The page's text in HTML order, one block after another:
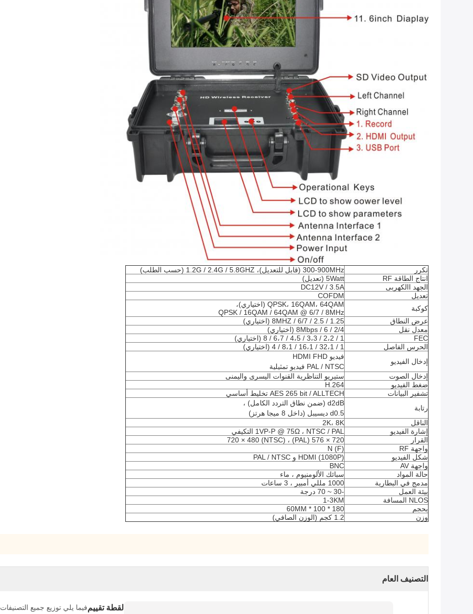
تكرر
300-900MHz (قابل للتعديل)، 1.2G / 2.4G / 5.8GHZ (حسب الطلب)
انتاج الطاقة RF
5Watt (تعديل)
الجهد االكهربى
DC12V / 3.5A
تعديل
COFDM
كوكبة
QPSK، 16QAM، 64QAM (اختياري)،
QPSK / 16QAM / 64QAM @ 6/7 / 8MHz
عرض النطاق
1.25 / 2.5 / 6/7 / 8MHZ (اختياري)
معدل نقل
2/4 / 6 / 8Mbps (اختياري)
FEC
1 / 2،2 / 3،3 / 4،5 / 6،7 / 8 (اختياري)
الحرس الفاصل
1 / 32،1 / 16،1 / 8،1 / 4 (اختياري)
إدخال الفيديو
فيديو HDMI FHD
PAL / NTSC فيديو تمثيلية
إدخال الصوت
ستيريو التناظرية القنوات اليسرى واليمنى
ضغط الفيديو
H.264
تشفير البيانات
AES 265 bit / ALLTECH تخليط أساسي
رتابة
d2dB (ضمن نطاق التردد الكامل) ،
d0.5 ديسيبل (داخل 8 ميجا هرتز)
الناقل
2K، 8K
إشارة الفيديو
1VP-P @ 75Ω ، NTSC / PAL التكيفي
القرار
720 × 576 (PAL) ، 720 × 480 (NTSC)
واجهة RF
N (F)
شكل الفيديو
HDMI (1080P) و PAL / NTSC
واجهة AV
BNC
حالة المواد
سبائك الألومنيوم ، ماء
مدمج في البطارية
1000 مللي أمبير ، 3 ساعات
بيئة العمل
-30 ~ 70 درجة
NLOS المسافة
1-3KM
بحجم
180 * 100 * 60MM
وزن
1.2 كجم (الوزن الصافي)
التصنيف العام
لقطة تقييمفيما يلي توزيع جميع التصنيفات